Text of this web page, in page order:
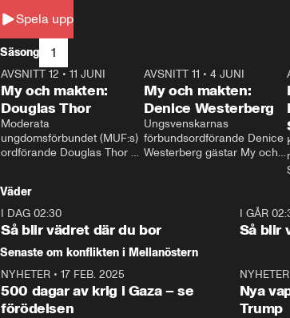
Spela upp
Säsong 1
26:27
AVSNITT 12 • 11 JUNI
My och makten:
Douglas Thor
Moderata
ungdomsförbundet (MUF:s)
ordförande Douglas Thor
tonårsutvisningarna och hur
Moderaterna ska locka
väljare till valet i höst.
23:40
AVSNITT 11 •4 JUNI
My och makten:
Denice Westerberg
Ungsvenskarnas
förbundsordförande Denice
Westerberg gästar My och
Väder
I DAG 02:30
Så blir vädret där du bor
I GÅR
Så blir
Senaste om konflikten i Mellanöstern
NYHETER • 17 FEB. 2025
500 dagar av krig i Gaza – se
förödelsen
NYHETER
Nya
Trump